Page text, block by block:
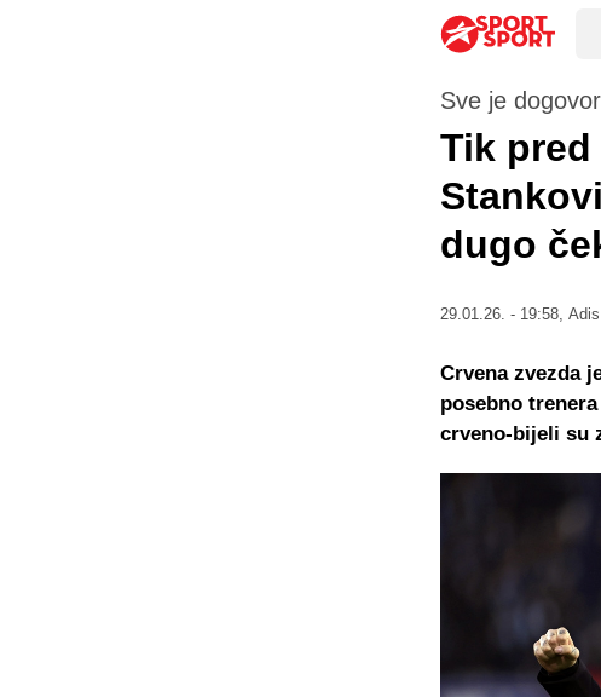
Sve je
Tik pred
dugo
29.01.26. - 19:58,
Crvena zvezda
posebno
crveno-bijeli su